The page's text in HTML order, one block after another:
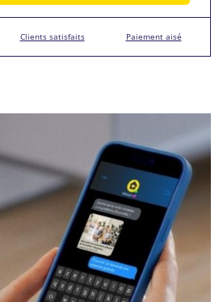
Clients satisfaits Paiement aisé